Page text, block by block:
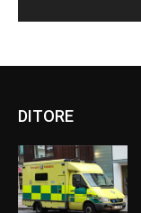
DITORE